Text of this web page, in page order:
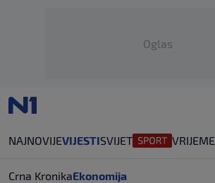
Oglas
NAJNOVIJEVIJESTISVIJET VRIJEME
Crna KronikaEkonomija